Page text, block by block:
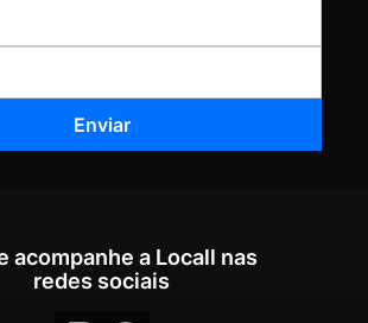
acompanhe a Locall nas
redes sociais